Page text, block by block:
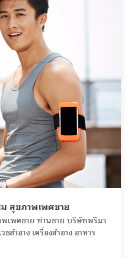
สุขภาพเพศชาย
พเพศชาย ท่านชาย บริษัทพรีมา
สำอาง เครื่องสำอาง อาหาร